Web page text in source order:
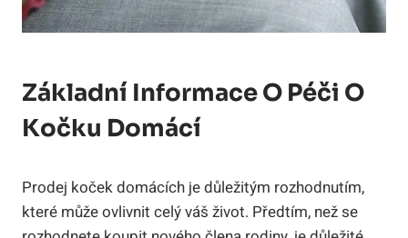
Základní Informace O Péči O
Kočku Domácí
Prodej koček domácích je důležitým rozhodnutím,
které může ovlivnit celý váš život. Předtím, než se